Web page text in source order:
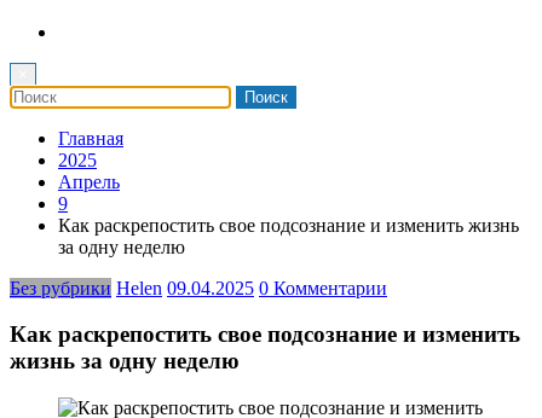
Главная
2025
Апрель
9
Как раскрепостить свое подсознание и изменить жизнь
за одну неделю
Без рубрики Helen 09.04.2025 0 Комментарии
Как раскрепостить свое подсознание и изменить
жизнь за одну неделю